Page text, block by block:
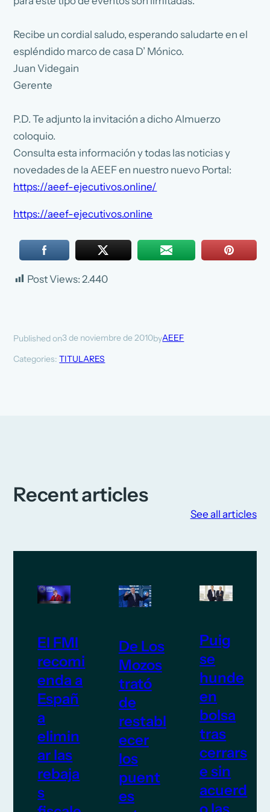
Recibe un cordial saludo, esperando saludarte en el
espléndido marco de casa D’ Mónico.
Juan Videgain
Gerente
P.D. Te adjunto la invitación a dicho Almuerzo
coloquio.
Consulta esta información y todas las noticias y
novedades de la AEEF en nuestro nuevo Portal:
https://aeef-ejecutivos.online/
https://aeef-ejecutivos.online
Post Views: 2.440
Published on3 de noviembre de 2010byAEEF
Categories:TITULARES
Recent articles
See all articles
El FMI
recomi
enda a
Españ
a
elimin
ar las
rebaja
s
De Los
Mozos
trató
de
restabl
ecer
los
puent
es
Puig
se
hunde
en
bolsa
tras
cerrars
e sin
acuerd